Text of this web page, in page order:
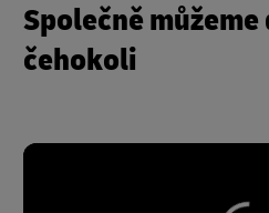
Společně
čehokoli